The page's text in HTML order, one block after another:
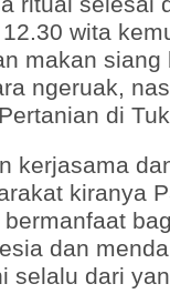
wita
makan siang
ngeruak,
di
kerjasama
kiranya
bermanfaat
dan
selalu dari